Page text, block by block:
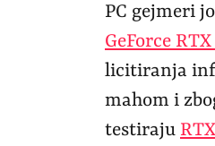
PC gejmeri
GeForce
licitiranja
mahom i
testiraju